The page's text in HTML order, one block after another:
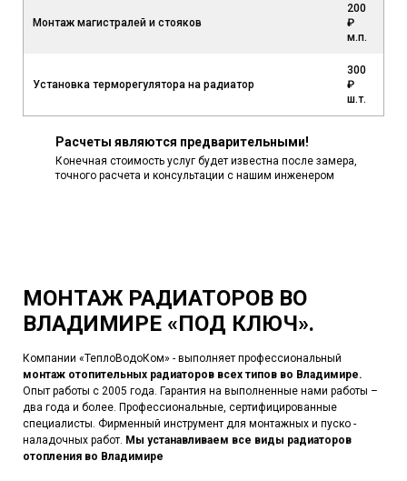
Монтаж магистралей и стояков
200
₽
м.п.
Установка терморегулятора на радиатор
300
₽
ш.т.
Расчеты являются предварительными!
Конечная стоимость услуг будет известна после замера,
точного расчета и консультации с нашим инженером
МОНТАЖ РАДИАТОРОВ ВО
ВЛАДИМИРЕ «ПОД КЛЮЧ».
Компании «ТеплоВодоКом» - выполняет профессиональный
монтаж отопительных радиаторов всех типов во Владимире.
Опыт работы с 2005 года. Гарантия на выполненные нами работы –
два года и более. Профессиональные, сертифицированные
специалисты. Фирменный инструмент для монтажных и пуско -
наладочных работ. Мы устанавливаем все виды радиаторов
отопления во Владимире